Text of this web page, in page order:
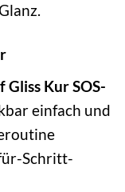
Gliss Kur SOS-
einfach und
Schritt-